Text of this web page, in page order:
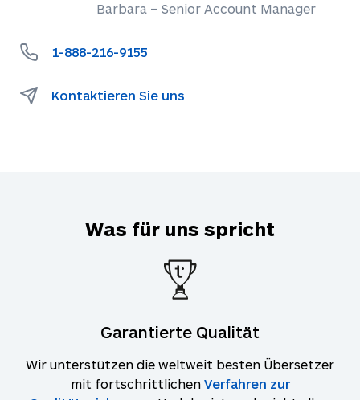
Barbara – Senior Account Manager
1-888-216-9155
Kontaktieren Sie uns
Was für uns spricht
Garantierte Qualität
Wir unterstützen die weltweit besten Übersetzer
mit fortschrittlichen Verfahren zur